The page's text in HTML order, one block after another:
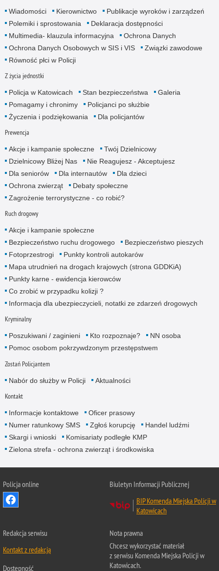
Wiadomości Kierownictwo
Publikacje wyroków i zarządzeń
Polemiki i sprostowania
Deklaracja dostępności
Multimedia- klauzula informacyjna
Ochrona Danych
Ochrona Danych Osobowych w SIS i VIS
Związki zawodowe
Równość płci w Policji
Z życia jednostki
Policja w Katowicach Stan bezpieczeństwa
Galeria
Pomagamy i chronimy
Policjanci po służbie
Życzenia i podziękowania
Dla policjantów
Prewencja
Akcje i kampanie społeczne
Twój Dzielnicowy
Dzielnicowy Bliżej Nas
Nie Reagujesz - Akceptujesz
Dla seniorów
Dla internautów
Dla dzieci
Ochrona zwierząt
Debaty społeczne
Zagrożenie terrorystyczne - co robić?
Ruch drogowy
Akcje i kampanie społeczne
Bezpieczeństwo ruchu drogowego
Bezpieczeństwo pieszych
Fotoprzestrogi
Punkty kontroli autokarów
Mapa utrudnień na drogach krajowych (strona GDDKiA)
Punkty karne - ewidencja kierowców
Co zrobić w przypadku kolizji ?
Informacja dla ubezpieczycieli, notatki ze zdarzeń drogowych
Kryminalny
Poszukiwani / zaginieni Kto rozpoznaje?
NN osoba
Pomoc osobom pokrzywdzonym przestępstwem
Zostań Policjantem
Nabór do służby w Policji Aktualności
Kontakt
Informacje kontaktowe
Oficer prasowy
Numer ratunkowy SMS
Zgłoś korupcję
Handel ludźmi
Skargi i wnioski
Komisariaty podległe KMP
Zielona strefa - ochrona zwierząt i środkowiska
Policja online
Biuletyn Informacji Publicznej
BIP Komenda Miejska Policji w
Katowicach
Redakcja serwisu
Kontakt z redakcją
Dostępność
Nota prawna
Chcesz wykorzystać materiał
z serwisu Komenda Miejska Policji w
Katowicach.